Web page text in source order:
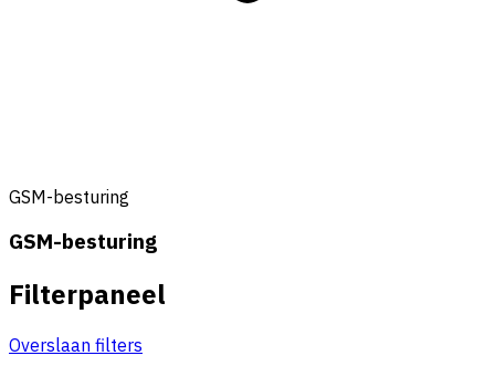
GSM-besturing
GSM-besturing
Filterpaneel
Overslaan filters